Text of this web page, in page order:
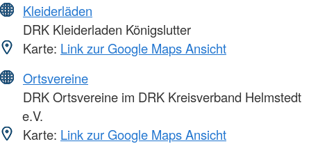
Kleiderläden
DRK Kleiderladen Königslutter
Karte: Link zur Google Maps Ansicht
Ortsvereine
DRK Ortsvereine im DRK Kreisverband Helmstedt
e.V.
Karte: Link zur Google Maps Ansicht